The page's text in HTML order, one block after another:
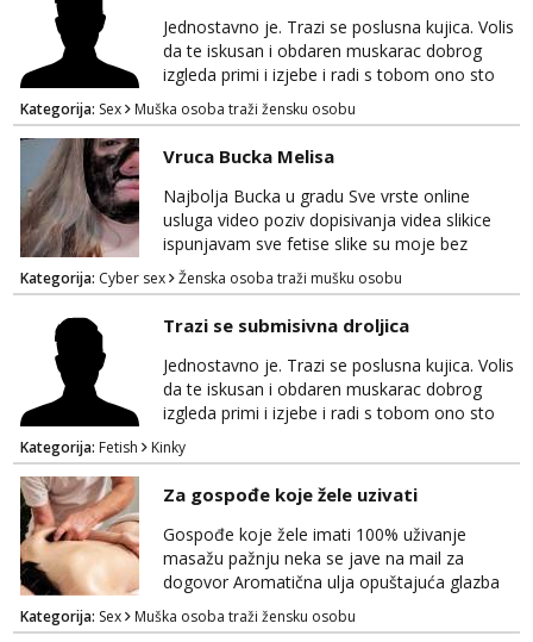
Jednostavno je. Trazi se poslusna kujica. Volis
da te iskusan i obdaren muskarac dobrog
izgleda primi i izjebe i radi s tobom ono sto
on zeli raditi. Cura si van okvira,kinky i
poslusna. Idealno 25 godina max okvirno 40.
Nikakve umisljene femy ko fol ljepotice me ne
interesiraju. Stop pederima i slicnima. Stop
bonovima i slicne gluposti. Javi se sa slikom i
ukratko o sebi na: naal_naal@yahoo...
Kategorija: Sex Muška osoba traži žensku osobu
Vruca Bucka Melisa
Najbolja Bucka u gradu Sve vrste online
usluga video poziv dopisivanja videa slikice
ispunjavam sve fetise slike su moje bez
neugodnih iznenađenja javiti se na wap:
+385998702942
Kategorija: Cyber sex Ženska osoba traži mušku osobu
Trazi se submisivna droljica
Jednostavno je. Trazi se poslusna kujica. Volis
da te iskusan i obdaren muskarac dobrog
izgleda primi i izjebe i radi s tobom ono sto
on zeli raditi. Cura si van okvira,kinky i
poslusna. Idealno 25 godina max okvirno 40.
Nikakve umisljene femy ko fol ljepotice me ne
interesiraju. Stop pederima i slicnima. Stop
bonovima i slicne gluposti. Javi se sa slikom i
ukratko o sebi na: naal_naal@yaho...
Kategorija: Fetish Kinky
Za gospođe koje žele uzivati
Gospođe koje žele imati 100% uživanje
masažu pažnju neka se jave na mail za
dogovor Aromatična ulja opuštajuća glazba
Budi moja Kraljica i ispuni si želje za dobro
opuštanje Vaš prostor
Kategorija: Sex Muška osoba traži žensku osobu